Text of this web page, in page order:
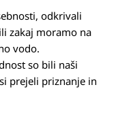
odkrivali
zakaj moramo na
vodo.
so bili naši
prejeli priznanje in